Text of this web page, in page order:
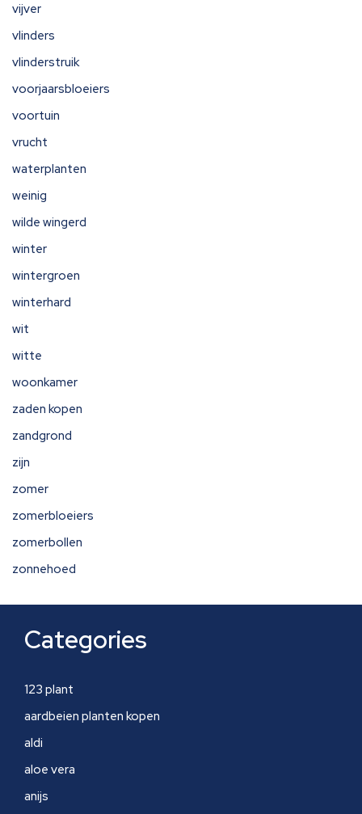
vijver
vlinders
vlinderstruik
voorjaarsbloeiers
voortuin
vrucht
waterplanten
weinig
wilde wingerd
winter
wintergroen
winterhard
wit
witte
woonkamer
zaden kopen
zandgrond
zijn
zomer
zomerbloeiers
zomerbollen
zonnehoed
Categories
123 plant
aardbeien planten kopen
aldi
aloe vera
anijs